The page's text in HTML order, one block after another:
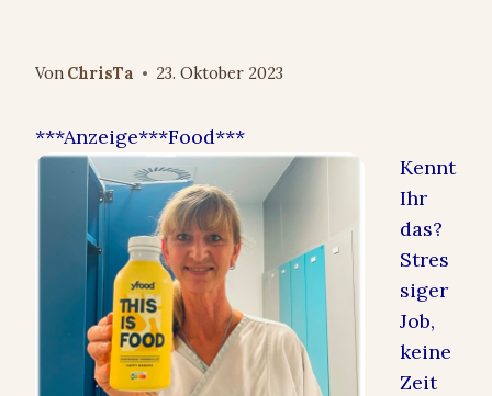
Von ChrisTa 23. Oktober 2023
***Anzeige***Food***
Kennt
Ihr
das?
Stres
siger
Job,
keine
Zeit